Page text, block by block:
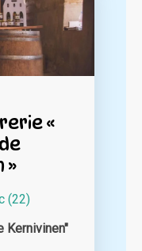
«
»
(22)
Kernivinen"